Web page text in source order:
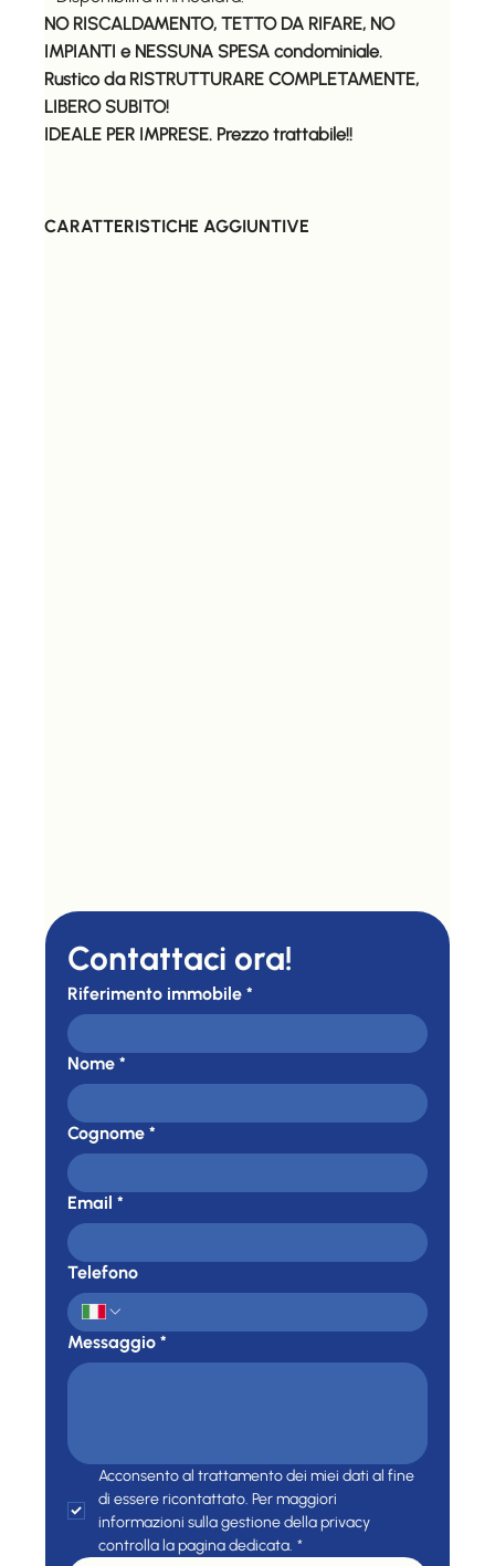
Contattaci ora!
Riferimento immobile *
Nome *
Cognome *
Email *
Telefono
Messaggio *
Acconsento al trattamento dei miei dati al fine
di essere ricontattato. Per maggiori
informazioni sulla gestione della privacy
controlla la pagina dedicata. *
NO RISCALDAMENTO, TETTO DA RIFARE, NO
IMPIANTI e NESSUNA SPESA condominiale.
Rustico da RISTRUTTURARE COMPLETAMENTE,
LIBERO SUBITO!
IDEALE PER IMPRESE. Prezzo trattabile!!
CARATTERISTICHE AGGIUNTIVE